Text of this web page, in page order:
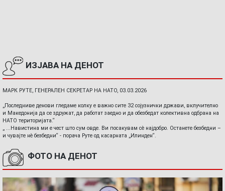
ИЗЈАВА НА ДЕНОТ
МАРК РУТЕ, ГЕНЕРАЛЕН СЕКРЕТАР НА НАТО, 03.03.2026
„Последниве денови гледаме колку е важно сите 32 сојузнички држави, вклучително
и Македонија да се здружат, да работат заедно и да обезбедат колективна одбрана на
НАТО територијата.“
„ ...Навистина ми е чест што сум овде. Ви посакувам сè најдобро. Останете безбедни –
и чувајте нè безбедни“ - порача Руте од касарната „Илинден“.
ФОТО НА ДЕНОТ